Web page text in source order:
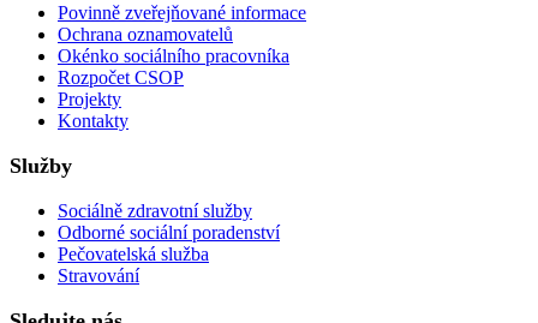
Povinně zveřejňované informace
Ochrana oznamovatelů
Okénko sociálního pracovníka
Rozpočet CSOP
Projekty
Kontakty
Služby
Sociálně zdravotní služby
Odborné sociální poradenství
Pečovatelská služba
Stravování